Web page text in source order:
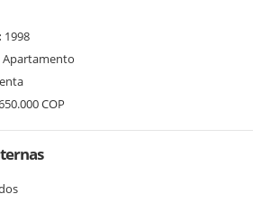
1998
Apartamento
COP